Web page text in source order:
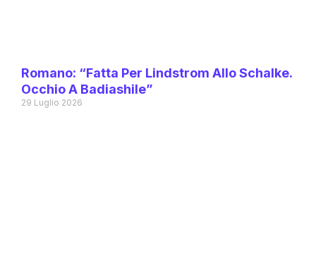
Romano: “Fatta Per Lindstrom Allo Schalke.
Occhio A Badiashile”
29 Luglio 2026